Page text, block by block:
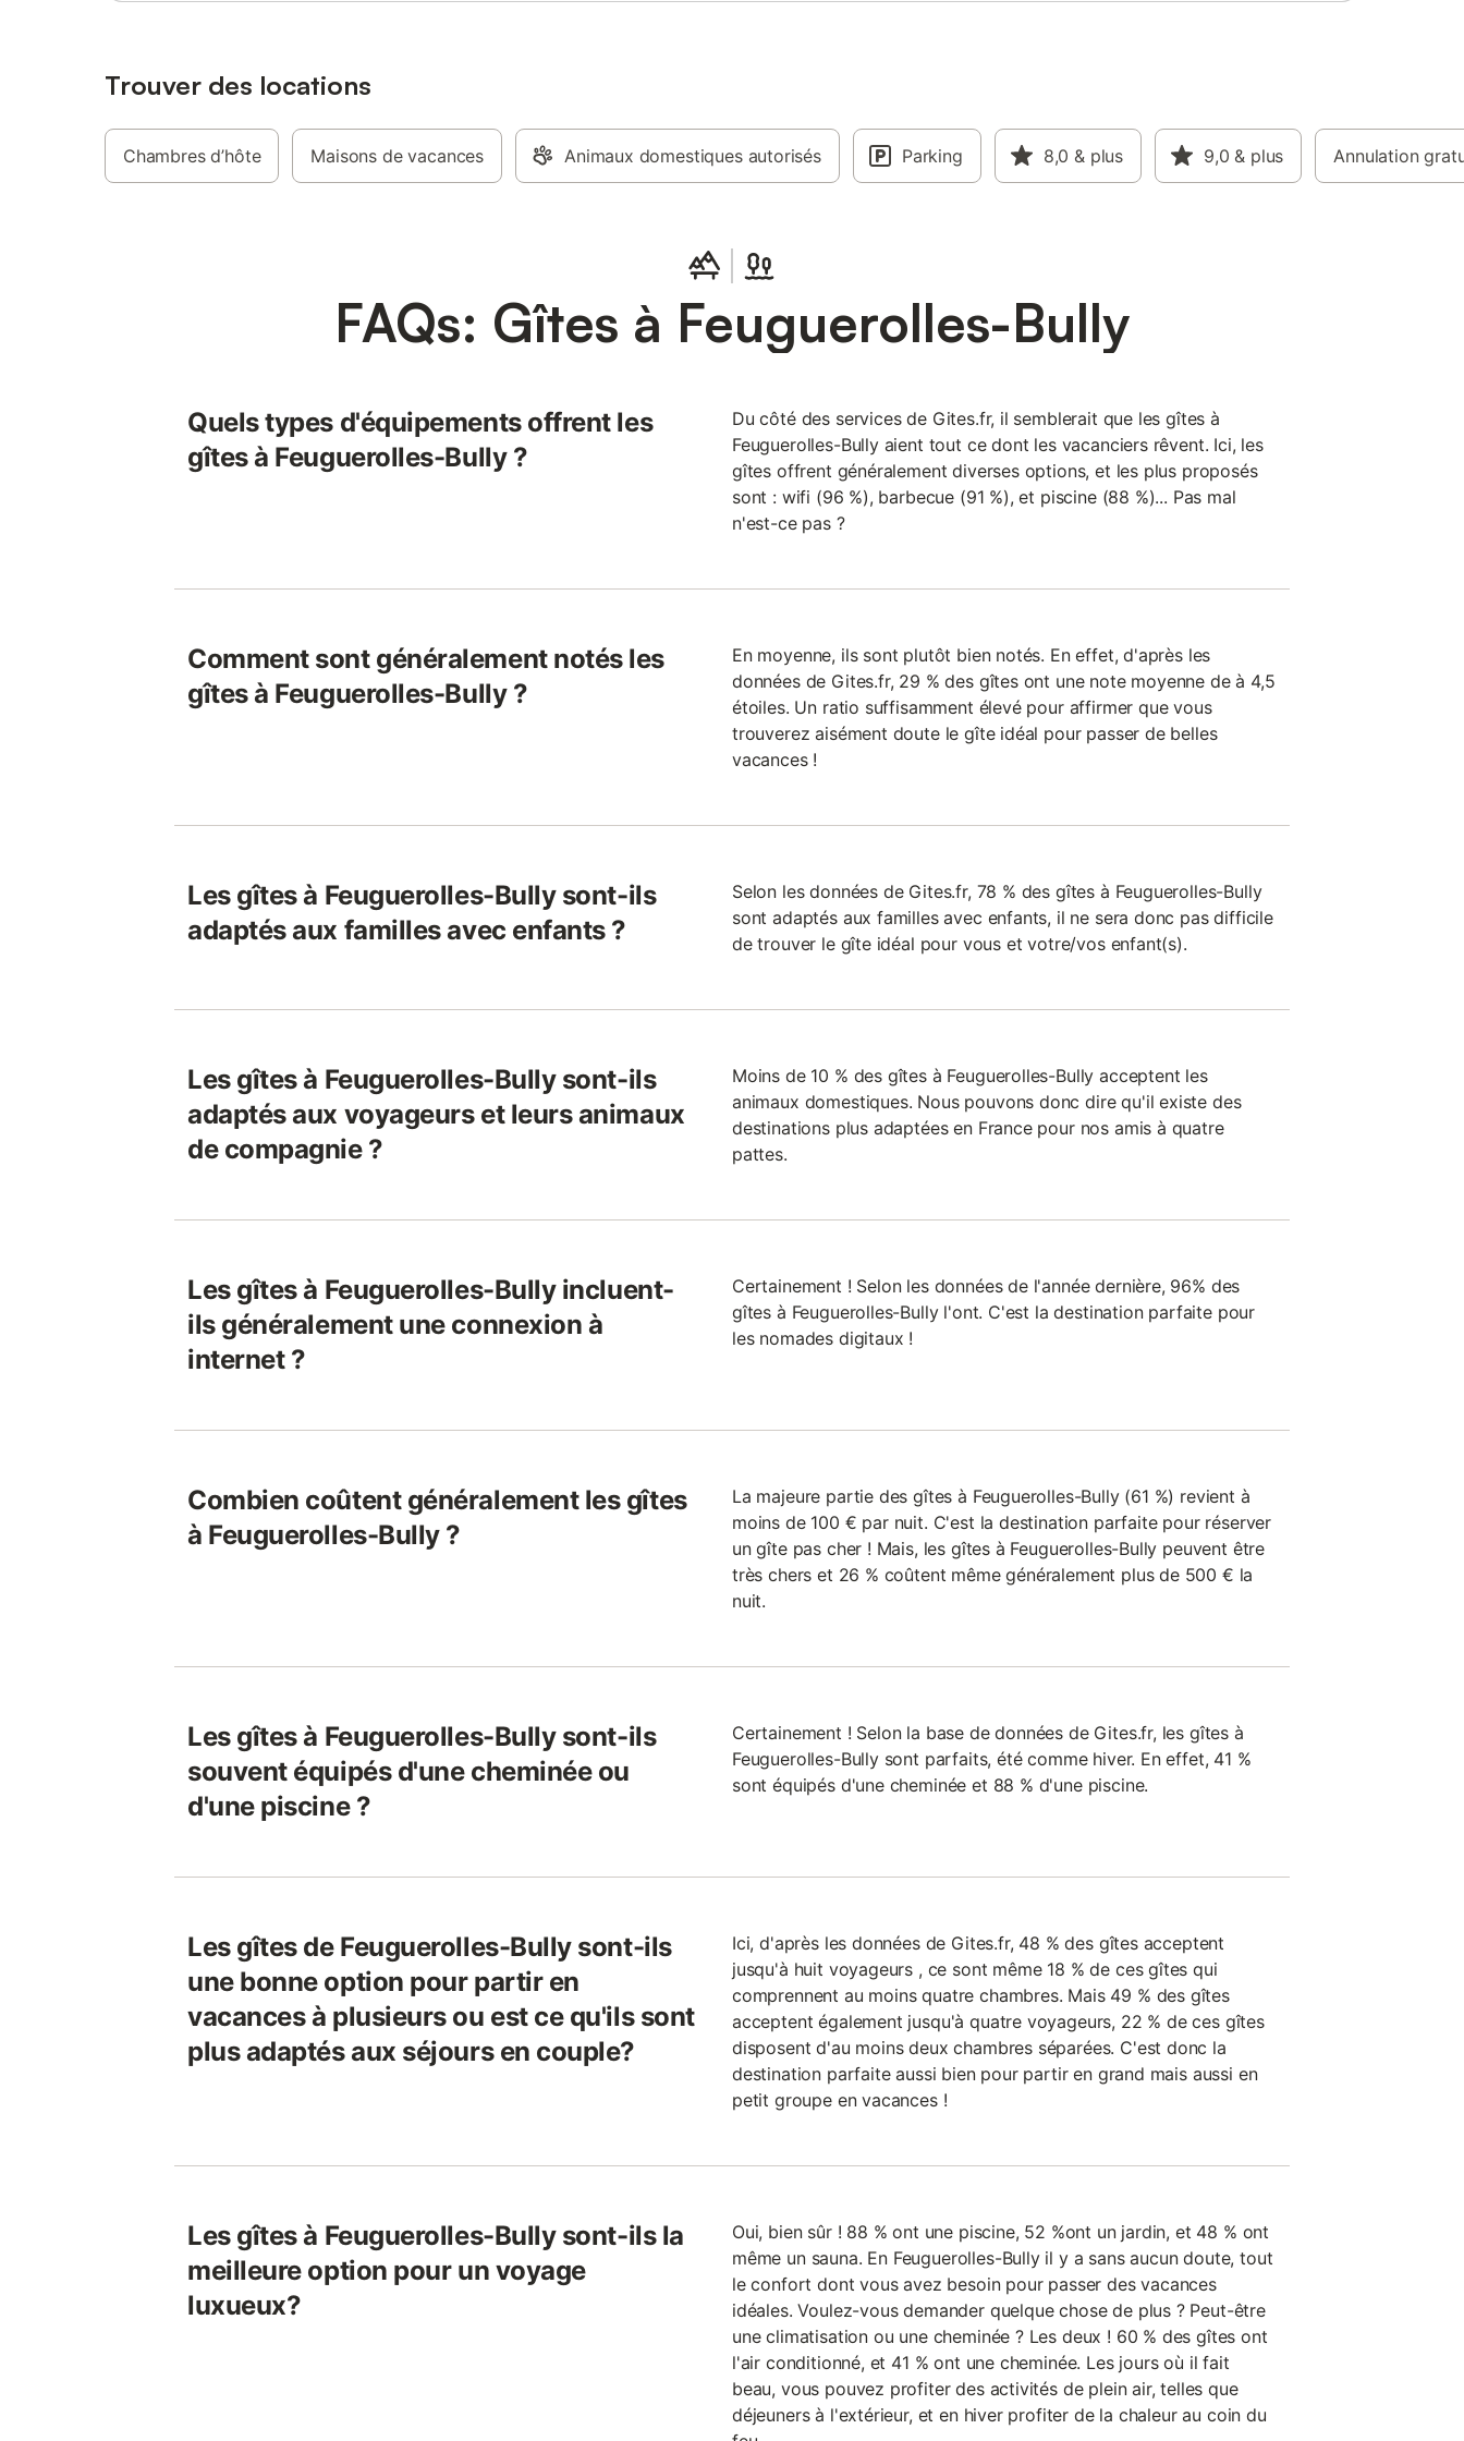
Un poêle permet le confort du feu de bois
quand les soirées fraichissent. Un
équipement pour bébé est disponible.
Trouver des locations
Chambres d’hôte Maisons de vacances Animaux domestiques autorisés Parking 8,0 & plus 9,0 & plus Annulation
FAQs: Gîtes à Feuguerolles-Bully
Quels types d'équipements offrent les
gîtes à Feuguerolles-Bully ?
Du côté des services de Gites.fr, il semblerait que les gîtes à
Feuguerolles-Bully aient tout ce dont les vacanciers rêvent. Ici, les
gîtes offrent généralement diverses options, et les plus proposés
sont : wifi (96 %), barbecue (91 %), et piscine (88 %)... Pas mal
n'est-ce pas ?
Comment sont généralement notés les
gîtes à Feuguerolles-Bully ?
En moyenne, ils sont plutôt bien notés. En effet, d'après les
données de Gites.fr, 29 % des gîtes ont une note moyenne de à 4,5
étoiles. Un ratio suffisamment élevé pour affirmer que vous
trouverez aisément doute le gîte idéal pour passer de belles
vacances !
Les gîtes à Feuguerolles-Bully sont-ils
adaptés aux familles avec enfants ?
Selon les données de Gites.fr, 78 % des gîtes à Feuguerolles-Bully
sont adaptés aux familles avec enfants, il ne sera donc pas difficile
de trouver le gîte idéal pour vous et votre/vos enfant(s).
Les gîtes à Feuguerolles-Bully sont-ils
adaptés aux voyageurs et leurs animaux
de compagnie ?
Moins de 10 % des gîtes à Feuguerolles-Bully acceptent les
animaux domestiques. Nous pouvons donc dire qu'il existe des
destinations plus adaptées en France pour nos amis à quatre
pattes.
Les gîtes à Feuguerolles-Bully incluent-
ils généralement une connexion à
internet ?
Certainement ! Selon les données de l'année dernière, 96% des
gîtes à Feuguerolles-Bully l'ont. C'est la destination parfaite pour
les nomades digitaux !
Combien coûtent généralement les gîtes
à Feuguerolles-Bully ?
La majeure partie des gîtes à Feuguerolles-Bully (61 %) revient à
moins de 100 € par nuit. C'est la destination parfaite pour réserver
un gîte pas cher ! Mais, les gîtes à Feuguerolles-Bully peuvent être
très chers et 26 % coûtent même généralement plus de 500 € la
nuit.
Les gîtes à Feuguerolles-Bully sont-ils
souvent équipés d'une cheminée ou
d'une piscine ?
Certainement ! Selon la base de données de Gites.fr, les gîtes à
Feuguerolles-Bully sont parfaits, été comme hiver. En effet, 41 %
sont équipés d'une cheminée et 88 % d'une piscine.
Les gîtes de Feuguerolles-Bully sont-ils
une bonne option pour partir en
vacances à plusieurs ou est ce qu'ils sont
plus adaptés aux séjours en couple?
Ici, d'après les données de Gites.fr, 48 % des gîtes acceptent
jusqu'à huit voyageurs , ce sont même 18 % de ces gîtes qui
comprennent au moins quatre chambres. Mais 49 % des gîtes
acceptent également jusqu'à quatre voyageurs, 22 % de ces gîtes
disposent d'au moins deux chambres séparées. C'est donc la
destination parfaite aussi bien pour partir en grand mais aussi en
petit groupe en vacances !
Les gîtes à Feuguerolles-Bully sont-ils la
meilleure option pour un voyage
luxueux?
Oui, bien sûr ! 88 % ont une piscine, 52 %ont un jardin, et 48 % ont
même un sauna. En Feuguerolles-Bully il y a sans aucun doute, tout
le confort dont vous avez besoin pour passer des vacances
idéales. Voulez-vous demander quelque chose de plus ? Peut-être
une climatisation ou une cheminée ? Les deux ! 60 % des gîtes ont
l'air conditionné, et 41 % ont une cheminée. Les jours où il fait
beau, vous pouvez profiter des activités de plein air, telles que
déjeuners à l'extérieur, et en hiver profiter de la chaleur au coin du